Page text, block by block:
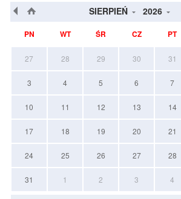
SIERPIEŃ 2026
PN WT ŚR CZ PT
27 28 29 30 31
3 4 5 6 7
10 11 12 13 14
17 18 19 20 21
24 25 26 27 28
31 1 2 3 4